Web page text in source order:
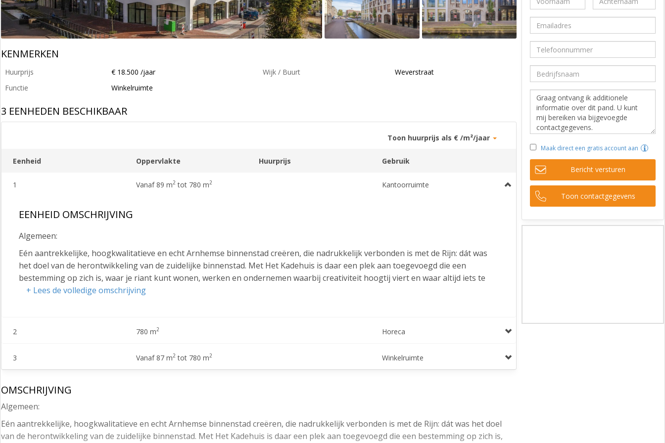
KENMERKEN
Huurprijs
€ 18.500 /jaar
Functie
Winkelruimte
Wijk / Buurt Weverstraat
3 EENHEDEN BESCHIKBAAR
Toon huurprijs als € /m²/jaar
Eenheid Oppervlakte Huurprijs Gebruik
1 Vanaf 89 m2tot 780 m2 Kantoorruimte
EENHEID OMSCHRIJVING
Algemeen:
Eén aantrekkelijke, hoogkwalitatieve en echt Arnhemse binnenstad creëren, die nadrukkelijk verbonden is met de Rijn: dát was
het doel van de herontwikkeling van de zuidelijke binnenstad. Met Het Kadehuis is daar een plek aan toegevoegd die een
bestemming op zich is, waar je riant kunt wonen, werken en ondernemen waarbij creativiteit hoogtij viert en waar altijd iets te
beleven valt.
nieuwe place to be in Arnhem gemaakt bestaande uit 6 karakteristieke panden met een indrukwekkende eigentijdse architectuur.
in het straatbeeld, prachtig om te zien én goed voor de duurzame stad.
Cobercokwartier in het oosten en Museum Arnhem in het westen. De nauwe samenwerking met ondernemers zoals die in de
Foodhall versterkt de sterke synergie tussen uiteenlopende culturele, culinaire en kunstzinnige programma's in de zuidelijke
binnenstad. Het Kadehuis versterkt het karakter van de zuidelijke binnenstad en zal als echte bestemming en nieuwe hotspot in
de stad gaan fungeren. Levendig, leefbaar, creatief, verbonden!
+ Lees de volledige omschrijving
2 780 m2 Horeca
3 Vanaf 87 m2tot 780 m2 Winkelruimte
OMSCHRIJVING
Algemeen:
Eén aantrekkelijke, hoogkwalitatieve en echt Arnhemse binnenstad creëren, die nadrukkelijk verbonden is met de Rijn: dát was het doel
van de herontwikkeling van de zuidelijke binnenstad. Met Het Kadehuis is daar een plek aan toegevoegd die een bestemming op zich is,
Maak direct een gratis account aan
Bericht versturen
Toon contactgegevens